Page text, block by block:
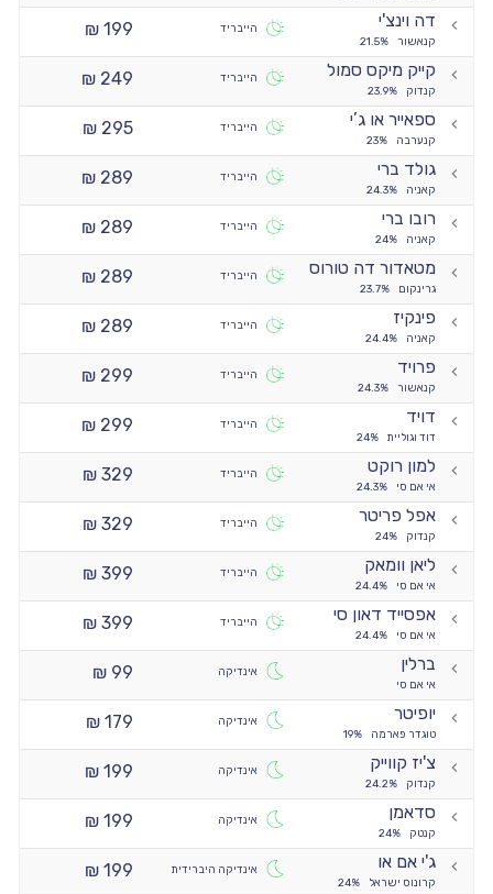
דה וינצ'י
קנאשור 21.5%
הייבריד
199 ₪
קייק מיקס סמול
קנדוק 23.9%
הייבריד
249 ₪
ספאייר או ג’י
קנערבה 23%
הייבריד
295 ₪
גולד ברי
קאניה 24.3%
הייבריד
289 ₪
רובו ברי
קאניה 24%
הייבריד
289 ₪
מטאדור דה טורוס
גרינקום 23.7%
הייבריד
289 ₪
פינקיז
קאניה 24.4%
הייבריד
289 ₪
פרויד
קנאשור 24.3%
הייבריד
299 ₪
דויד
דוד וגוליית 24%
הייבריד
299 ₪
למון רוקט
אי אם סי 24.3%
הייבריד
329 ₪
אפל פריטר
קנדוק 24%
הייבריד
329 ₪
ליאן וומאק
אי אם סי 24.4%
הייבריד
399 ₪
אפסייד דאון סי
אי אם סי 24.4%
הייבריד
399 ₪
ברלין
אי אם סי
אינדיקה
99 ₪
יופיטר
טוגדר פארמה 19%
אינדיקה
179 ₪
צ'יז קווייק
קנדוק 24.2%
אינדיקה
199 ₪
סדאמן
קנטק 24%
אינדיקה
199 ₪
ג'י אם או
קרונוס ישראל 24%
אינדיקה היברידית
199 ₪